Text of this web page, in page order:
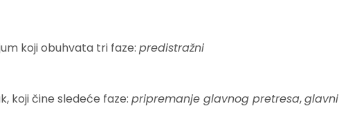
koji obuhvata tri faze: predistražni
koji čine sledeće faze: pripremanje glavnog pretresa,glavni